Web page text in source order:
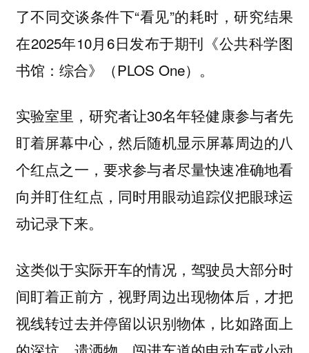
了不同交谈条件下“看见”的耗时，研究结果
在2025年10月6日发布于期刊《公共科学图
书馆：综合》（PLOS One）。
实验室里，研究者让30名年轻健康参与者先
盯着屏幕中心，然后随机显示屏幕周边的八
个红点之一，要求参与者尽量快速准确地看
向并盯住红点，同时用眼动追踪仪把眼球运
动记录下来。
这类似于实际开车的情况，驾驶员大部分时
间盯着正前方，视野周边出现物体后，才把
视线转过去并停留以识别物体 ，比如路面上